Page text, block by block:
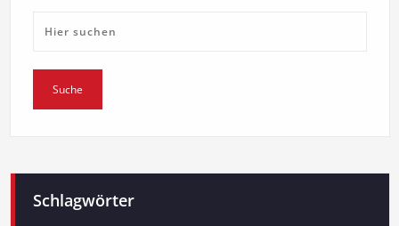
Schlagwörter